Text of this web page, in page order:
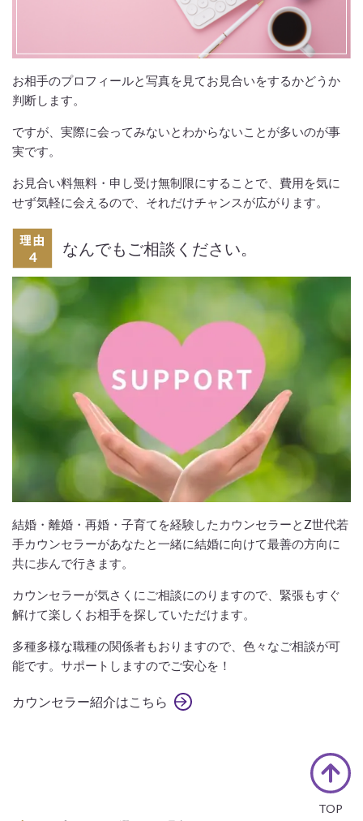
お相手のプロフィールと写真を見てお見合いをするかどうか
判断します。
ですが、実際に会ってみないとわからないことが多いのが事
実です。
お見合い料無料・申し受け無制限にすることで、費用を気に
せず気軽に会えるので、それだけチャンスが広がります。
なんでもご相談ください。
結婚・離婚・再婚・子育てを経験したカウンセラーとZ世代若
手カウンセラーがあなたと一緒に結婚に向けて最善の方向に
共に歩んで行きます。
カウンセラーが気さくにご相談にのりますので、緊張もすぐ
解けて楽しくお相手を探していただけます。
多種多様な職種の関係者もおりますので、色々なご相談が可
能です。サポートしますのでご安心を！
カウンセラー紹介はこちら
TOP